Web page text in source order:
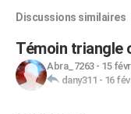
Discussions similaires
Témoin triangle
Abra_7263- 15
dany311 - 16